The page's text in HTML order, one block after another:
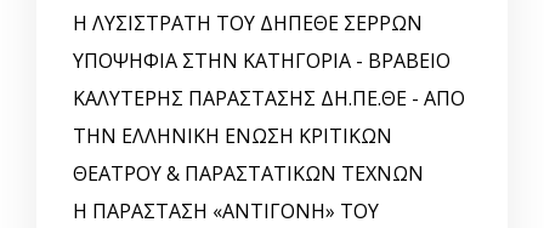
Η ΛΥΣΙΣΤΡΑΤΗ ΤΟΥ ΔΗΠΕΘΕ ΣΕΡΡΩΝ
ΥΠΟΨΗΦΙΑ ΣΤΗΝ ΚΑΤΗΓΟΡΙΑ - ΒΡΑΒΕΙΟ
ΚΑΛΥΤΕΡΗΣ ΠΑΡΑΣΤΑΣΗΣ ΔΗ.ΠΕ.ΘΕ - ΑΠΟ
ΤΗΝ ΕΛΛΗΝΙΚΗ ΕΝΩΣΗ ΚΡΙΤΙΚΩΝ
ΘΕΑΤΡΟΥ & ΠΑΡΑΣΤΑΤΙΚΩΝ ΤΕΧΝΩΝ
Η ΠΑΡΑΣΤΑΣΗ «ΑΝΤΙΓΟΝΗ» ΤΟΥ